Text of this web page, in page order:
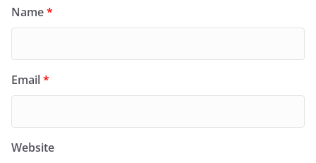
Name*
Email*
Website